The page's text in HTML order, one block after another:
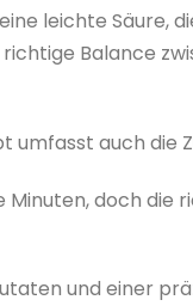
leichte Säure,
Balance
umfasst auch die
doch die
und einer